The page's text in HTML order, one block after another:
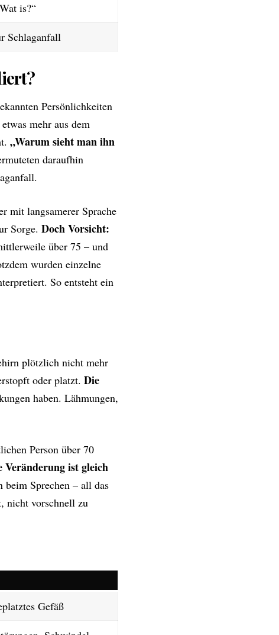
is?“
Schlaganfall
Persönlichkeiten
mehr aus dem
„Warum sieht man ihn
daraufhin
mit langsamerer Sprache
Sorge. Doch Vorsicht:
über 75 – und
wurden einzelne
So entsteht ein
plötzlich nicht mehr
oder platzt. Die
haben. Lähmungen,
Person über 70
Veränderung ist gleich
beim Sprechen – all das
nicht vorschnell zu
Gefäß